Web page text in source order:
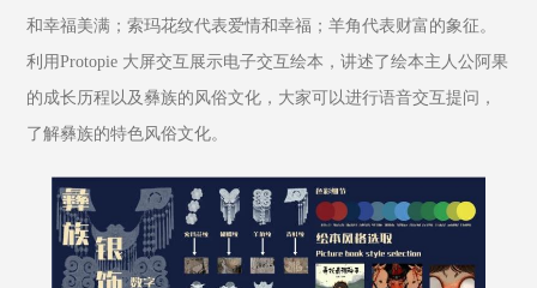
和幸福美满；索玛花纹代表爱情和幸福；羊角代表财富的象征。
利用Protopie 大屏交互展示电子交互绘本，讲述了绘本主人公阿果
的成长历程以及彝族的风俗文化，大家可以进行语音交互提问，
了解彝族的特色风俗文化。